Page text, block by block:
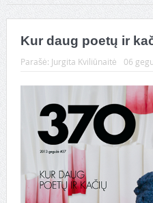
Kur daug poetų ir
Parašė: Jurgita Kviliūnaitė 06